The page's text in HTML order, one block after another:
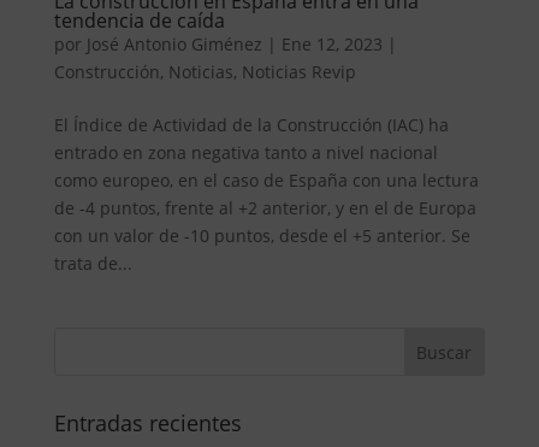
tendencia de caída
por José Antonio Giménez | Ene 12, 2023 |
Construcción, Noticias, Noticias Revip
El Índice de Actividad de la Construcción (IAC) ha
entrado en zona negativa tanto a nivel nacional
como europeo, en el caso de España con una lectura
de -4 puntos, frente al +2 anterior, y en el de Europa
con un valor de -10 puntos, desde el +5 anterior. Se
trata de...
Entradas recientes